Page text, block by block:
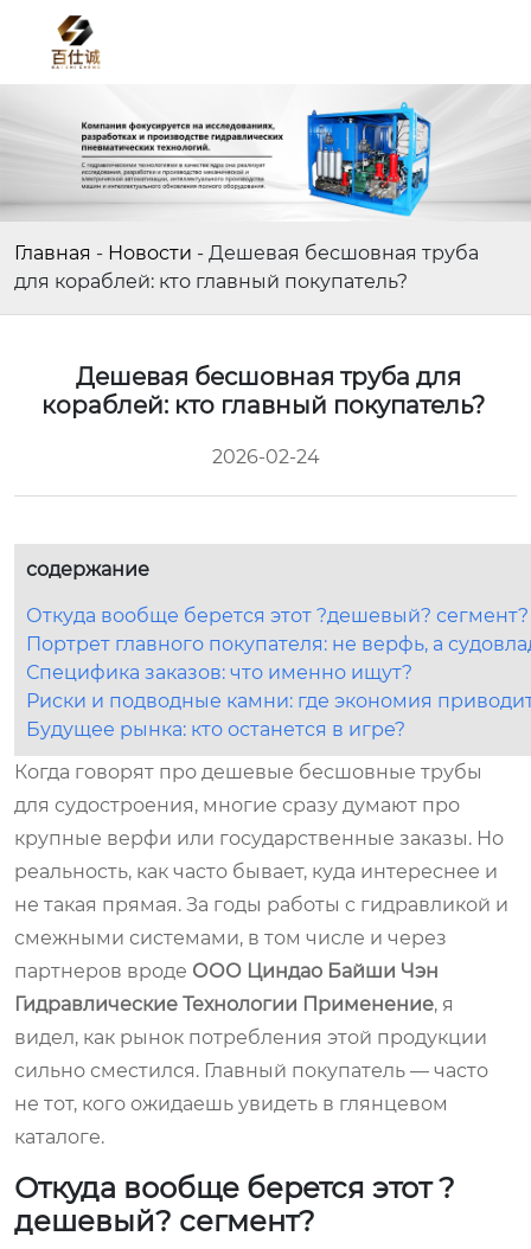
Главная - Новости - Дешевая бесшовная труба
для кораблей: кто главный покупатель?
Дешевая бесшовная труба для
кораблей: кто главный покупатель?
2026-02-24
содержание
Откуда вообще берется этот ?дешевый? сегмент?
Портрет главного покупателя: не верфь, а
Специфика заказов: что именно ищут?
Риски и подводные камни: где экономия
Будущее рынка: кто останется в игре?
Когда говорят про дешевые бесшовные трубы
для судостроения, многие сразу думают про
крупные верфи или государственные заказы. Но
реальность, как часто бывает, куда интереснее и
не такая прямая. За годы работы с гидравликой и
смежными системами, в том числе и через
партнеров вроде ООО Циндао Байши Чэн
Гидравлические Технологии Применение, я
видел, как рынок потребления этой продукции
сильно сместился. Главный покупатель — часто
не тот, кого ожидаешь увидеть в глянцевом
каталоге.
Откуда вообще берется этот ?
дешевый? сегмент?